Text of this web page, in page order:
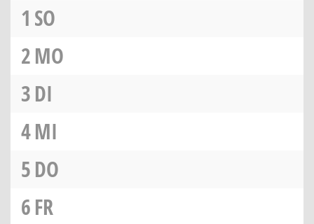
1 SO
2MO
3DI
4MI
5DO
6FR